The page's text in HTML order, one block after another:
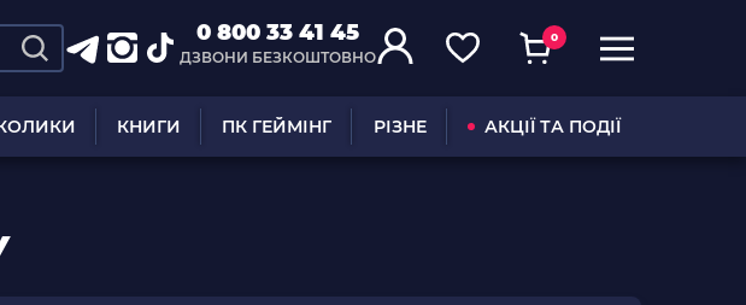
0 800 33 41 45
ДЗВОНИ БЕЗКОШТОВНО
0
КНИГИ ПК ГЕЙМІНГ РІЗНЕ АКЦІЇ ТА ПОДІЇ